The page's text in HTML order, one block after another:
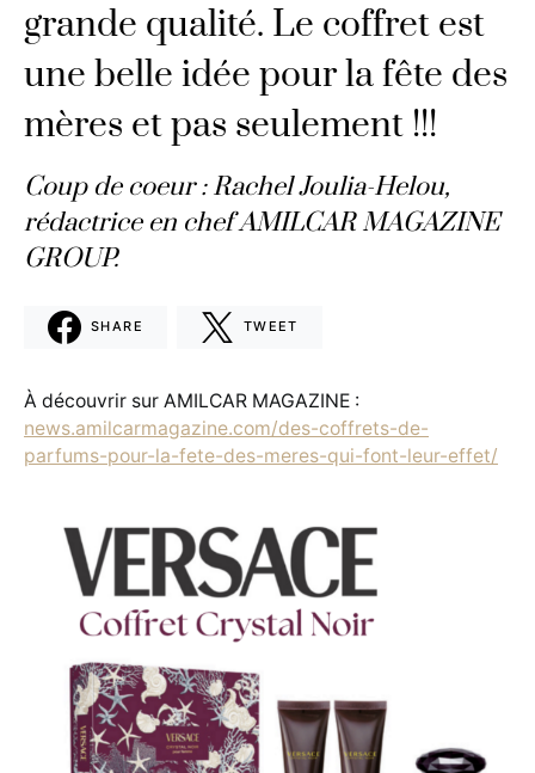
grande qualité. Le coffret est
une belle idée pour la fête des
mères et pas seulement !!!
Coup de coeur : Rachel Joulia-Helou,
rédactrice en chef AMILCAR MAGAZINE
GROUP.
SHARE TWEET
À découvrir sur AMILCAR MAGAZINE :
news.amilcarmagazine.com/des-coffrets-de-
parfums-pour-la-fete-des-meres-qui-font-leur-effet/